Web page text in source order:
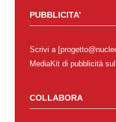
PUBBLICITA’
Scrivi a
MediaKit di pubblicità
COLLABORA